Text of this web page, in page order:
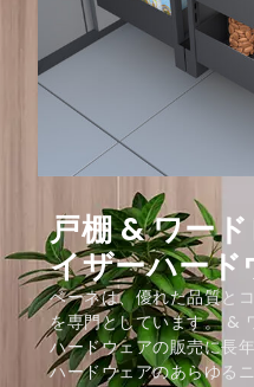
戸棚 & ワー
イザーハード
ベーネは、優れた品質と
を専門としています。 &
ハードウェアの販売に長
ハードウェアのあらゆる